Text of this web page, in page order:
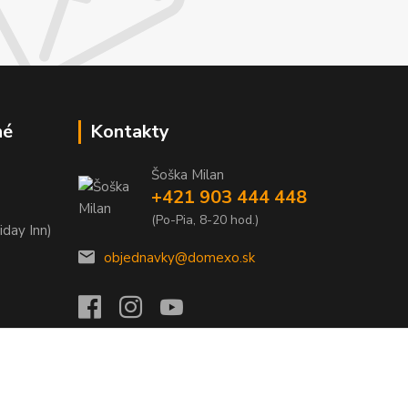
Inn)
Kontakty
Šoška Milan
+421 903 444 448
(Po-Pia, 8-20 hod.)
objednavky@domexo.sk